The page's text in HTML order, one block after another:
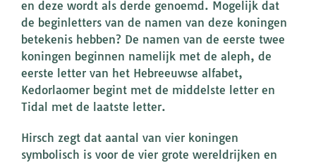
en deze wordt als derde genoemd. Mogelijk dat
de beginletters van de namen van deze koningen
betekenis hebben? De namen van de eerste twee
koningen beginnen namelijk met de aleph, de
eerste letter van het Hebreeuwse alfabet,
Kedorlaomer begint met de middelste letter en
Tidal met de laatste letter.
Hirsch zegt dat aantal van vier koningen
symbolisch is voor de vier grote wereldrijken en